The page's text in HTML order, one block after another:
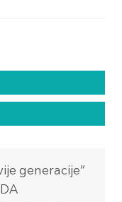
generacije“